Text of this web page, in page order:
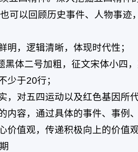
可以回顾历史事件、人物事迹
明，逻辑清晰，体现时代性；
黑体二号加粗，征文宋体小四，
少于20行；
，对五四运动以及红色基因所
内容，通过具体的事件、事例
价值观，传递积极向上的价值观